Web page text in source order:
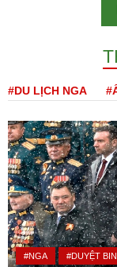
#DU LỊCH NGA
#NGA #DUYỆT